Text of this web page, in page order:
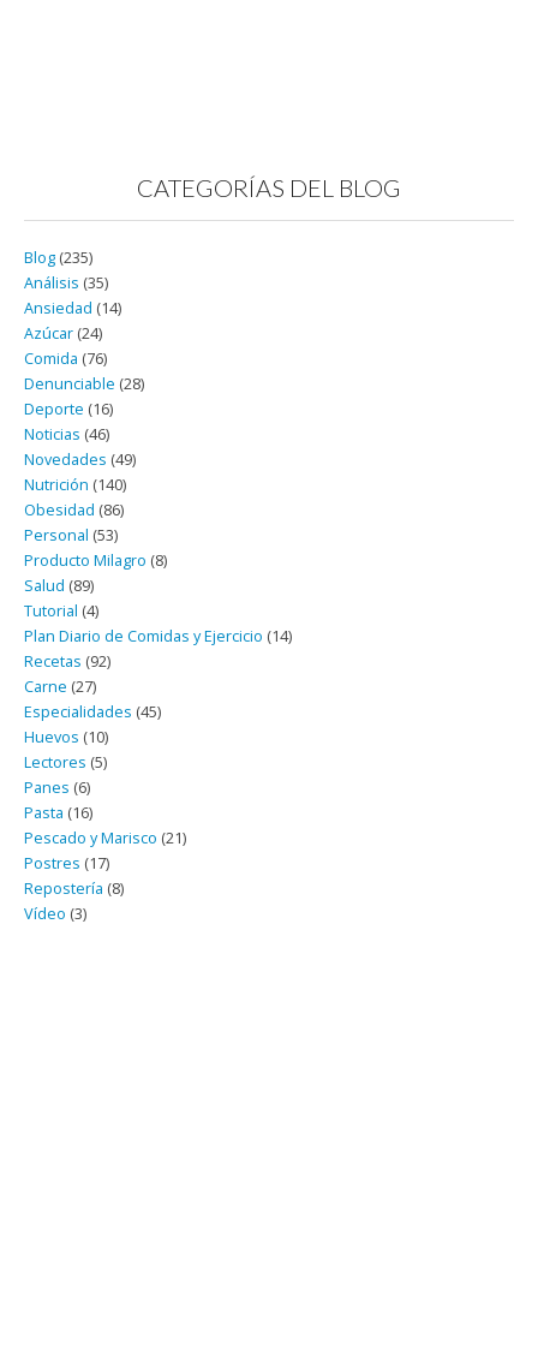
CATEGORÍAS DEL BLOG
Blog (235)
Análisis (35)
Ansiedad (14)
Azúcar (24)
Comida (76)
Denunciable (28)
Deporte (16)
Noticias (46)
Novedades (49)
Nutrición (140)
Obesidad (86)
Personal (53)
Producto Milagro (8)
Salud (89)
Tutorial (4)
Plan Diario de Comidas y Ejercicio (14)
Recetas (92)
Carne (27)
Especialidades (45)
Huevos (10)
Lectores (5)
Panes (6)
Pasta (16)
Pescado y Marisco (21)
Postres (17)
Repostería (8)
Vídeo (3)